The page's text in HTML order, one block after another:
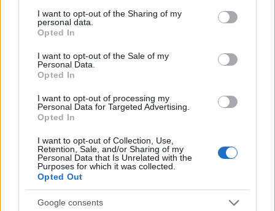
not limited to your visit or usage behaviour. You may click to
grant or deny consent to Google and its third-party tags to
use your data for below specified purposes in below Google
consent section.
I want to opt-out of the Sharing of my
personal data.
Opted In
I want to opt-out of the Sale of my
Personal Data.
Opted In
I want to opt-out of processing my
Personal Data for Targeted Advertising.
Opted In
I want to opt-out of Collection, Use,
Retention, Sale, and/or Sharing of my
Personal Data that Is Unrelated with the
Purposes for which it was collected.
Opted Out
Google consents
Posición
El «Maguito» es un jugador polivalente que puede jugar en
cualquiera de los dos extremos o la mediapunta. En el
dibujo actual del Celta, el 4-1-3-2, Pineda tiene hueco en la
línea de tres jugadores por detrás de Iago Aspas y Santi
Si «Chacho» Coudet utiliza a Orbelín Pineda en el puesto
de extremo, tendrá que pelear por un hueco en el equipo
con Franco Cervi, Nolito, Brais Méndez y Augusto Solari,
mientras que si lo ubica de mediapunta, el jugador más
utilizado en ese puesto es Denis Suárez. Esta es la